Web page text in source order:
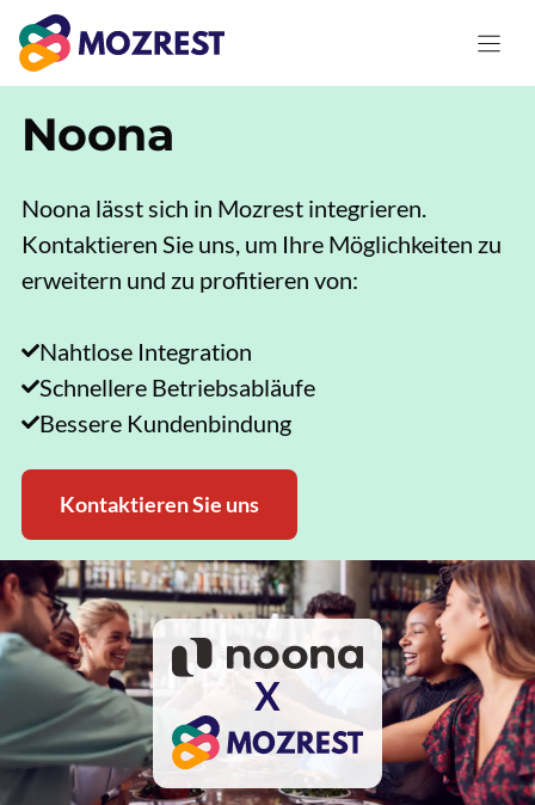
Zum
Inhalt
springen
Noona
Noona lässt sich in Mozrest integrieren.
Kontaktieren Sie uns, um Ihre Möglichkeiten zu
erweitern und zu profitieren von:
Nahtlose Integration
Schnellere Betriebsabläufe
Bessere Kundenbindung
Kontaktieren Sie uns
X